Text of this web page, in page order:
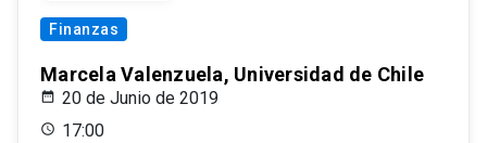
Finanzas
Marcela Valenzuela, Universidad de Chile
20 de Junio de 2019
17:00